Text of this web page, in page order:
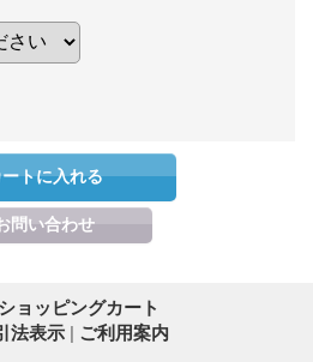
ショッピングカート
法表示 | ご利用案内